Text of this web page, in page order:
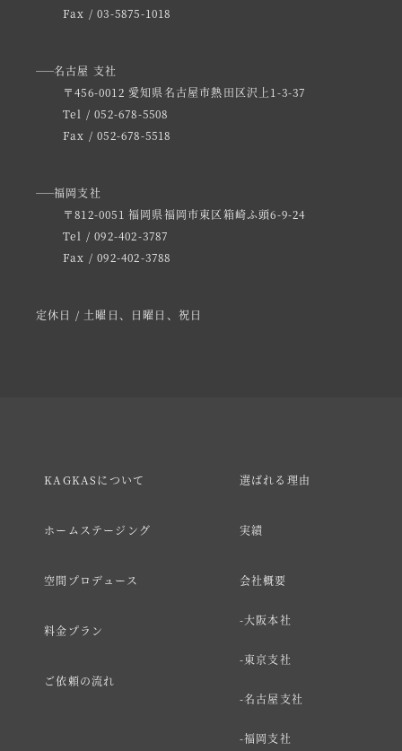
Fax / 03-5875-1018
名古屋 支社
〒456-0012 愛知県名古屋市熱田区沢上1-3-37
Tel / 052-678-5508
Fax / 052-678-5518
福岡支社
〒812-0051 福岡県福岡市東区箱崎ふ頭6-9-24
Tel / 092-402-3787
Fax / 092-402-3788
定休日 / 土曜日、日曜日、祝日
KAGKASについて
ホームステージング
空間プロデュース
料金プラン
ご依頼の流れ
選ばれる理由
実績
会社概要
大阪本社
東京支社
名古屋支社
福岡支社